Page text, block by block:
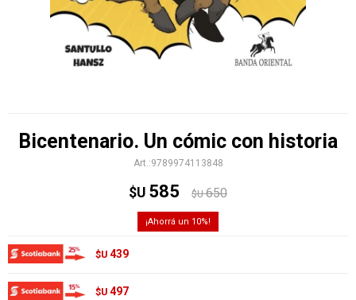
Bicentenario. Un cómic con historia
9789974113848
$U 585 $U 650
10
$U 439
$U 497